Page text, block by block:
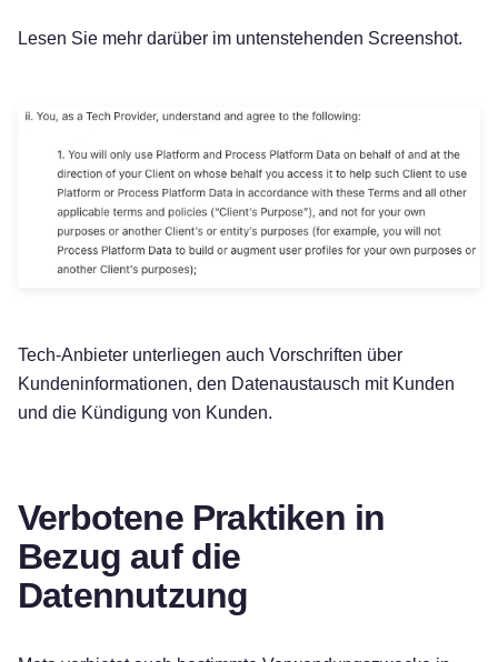
Lesen Sie mehr darüber im untenstehenden Screenshot.
Tech-Anbieter unterliegen auch Vorschriften über
Kundeninformationen, den Datenaustausch mit Kunden
und die Kündigung von Kunden.
Verbotene Praktiken in
Bezug auf die
Datennutzung